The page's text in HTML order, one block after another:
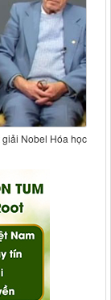
Nobel Hóa học